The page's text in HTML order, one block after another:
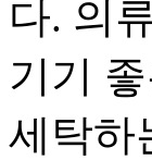
다. 의
기기
세탁하